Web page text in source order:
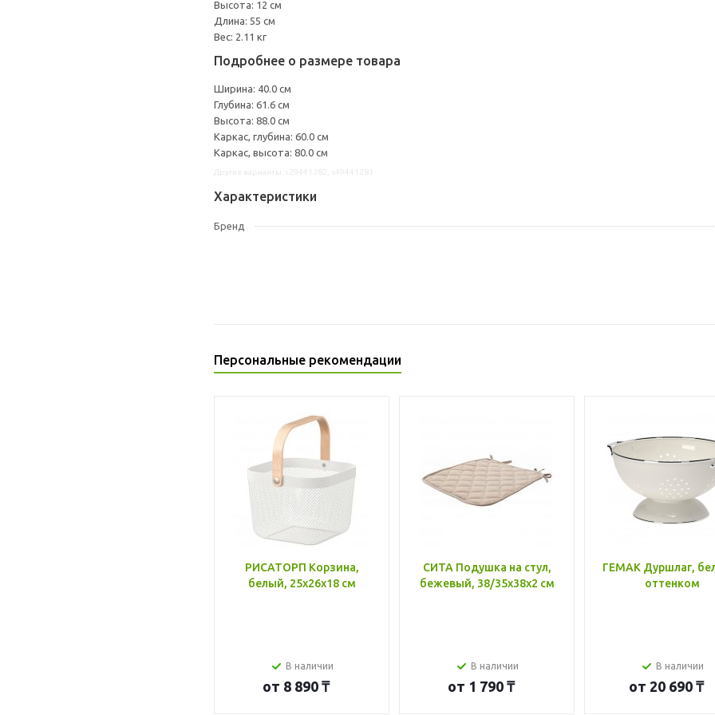
Высота: 12 см
Длина: 55 см
Вес: 2.11 кг
Подробнее о размере товара
Ширина: 40.0 см
Глубина: 61.6 см
Высота: 88.0 см
Каркас, глубина: 60.0 см
Каркас, высота: 80.0 см
Характеристики
Бренд
Персональные рекомендации
РИСАТОРП Корзина,
белый, 25x26x18 см
В наличии
от 8 890 ₸
СИТА Подушка на стул,
бежевый, 38/35x38x2 см
В наличии
от 1 790 ₸
ГЕМАК Дуршлаг,
оттенком
В наличии
от 20 690 ₸